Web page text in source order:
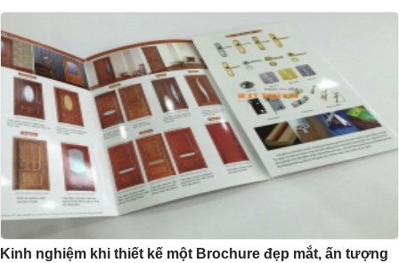
Kinh nghiệm khi thiết kế một Brochure đẹp mắt, ấn tượng